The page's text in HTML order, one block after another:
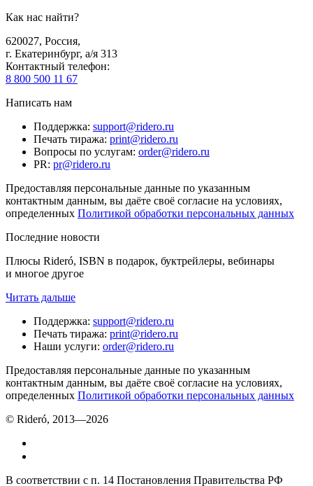
Как нас найти?
620027, Россия,
г. Екатеринбург, а/я 313
Контактный телефон:
8 800 500 11 67
Написать нам
Поддержка: support@ridero.ru
Печать тиража: print@ridero.ru
Вопросы по услугам: order@ridero.ru
PR: pr@ridero.ru
Предоставляя персональные данные по указанным
контактным данным, вы даёте своё согласие на условиях,
определенных Политикой обработки персональных данных
Последние новости
Плюсы Rideró, ISBN в подарок, буктрейлеры, вебинары
и многое другое
Читать дальше
Поддержка: support@ridero.ru
Печать тиража: print@ridero.ru
Наши услуги: order@ridero.ru
Предоставляя персональные данные по указанным
контактным данным, вы даёте своё согласие на условиях,
определенных Политикой обработки персональных данных
© Rideró, 2013—2026
В соответствии с п. 14 Постановления Правительства РФ